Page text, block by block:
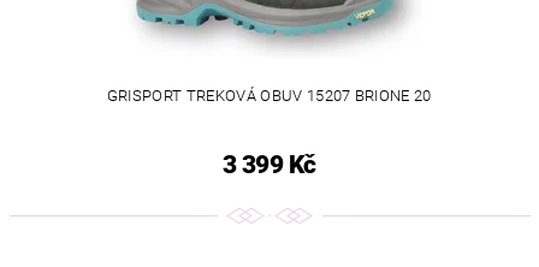
GRISPORT TREKOVÁ OBUV 15207 BRIONE 20
3 399 Kč